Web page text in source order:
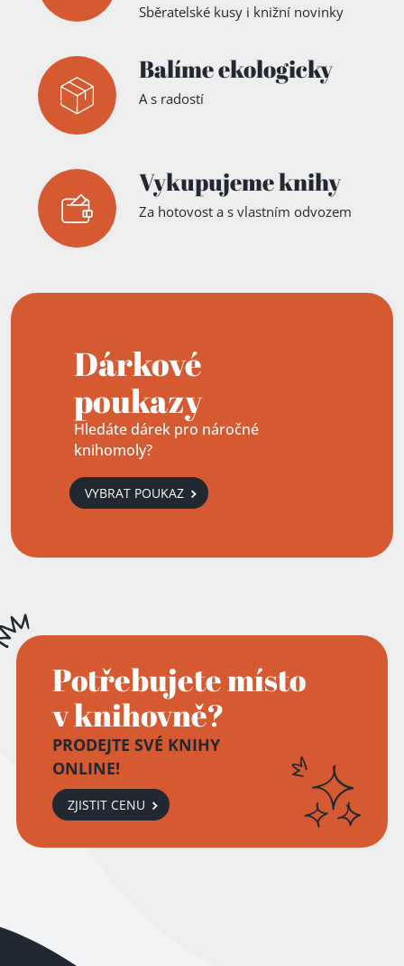
Sběratelské kusy i knižní novinky
Balíme ekologicky
A s radostí
Vykupujeme knihy
Za hotovost a s vlastním odvozem
Dárkové
poukazy
Hledáte dárek pro náročné
knihomoly?
VYBRAT POUKAZ
Potřebujete místo
v knihovně?
PRODEJTE SVÉ KNIHY
ONLINE!
ZJISTIT CENU